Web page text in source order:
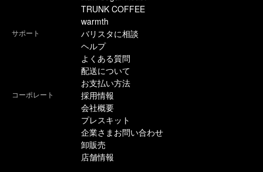
TRUNK COFFEE
warmth
サポート
バリスタに相談
ヘルプ
よくある質問
配送について
お支払い方法
コーポレート
採用情報
会社概要
プレスキット
企業さまお問い合わせ
卸販売
店舗情報